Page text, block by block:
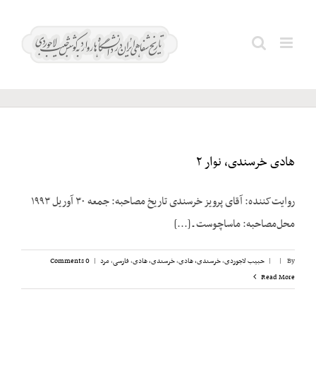
فرخزاد؛
هادی خرسندی، نوار ۲
روایت‌کننده: آقای پرویز خرسندی تاریخ مصاحبه: جمعه ۳۰ آوریل ۱۹۹۳
محل‌مصاحبه: ماساچوست ـ [...]
By
|
| حبیب لاجوردی,خرسندی، هادی,خرسندی، هادی,فارسی,مرد |
0 Comments
Read More